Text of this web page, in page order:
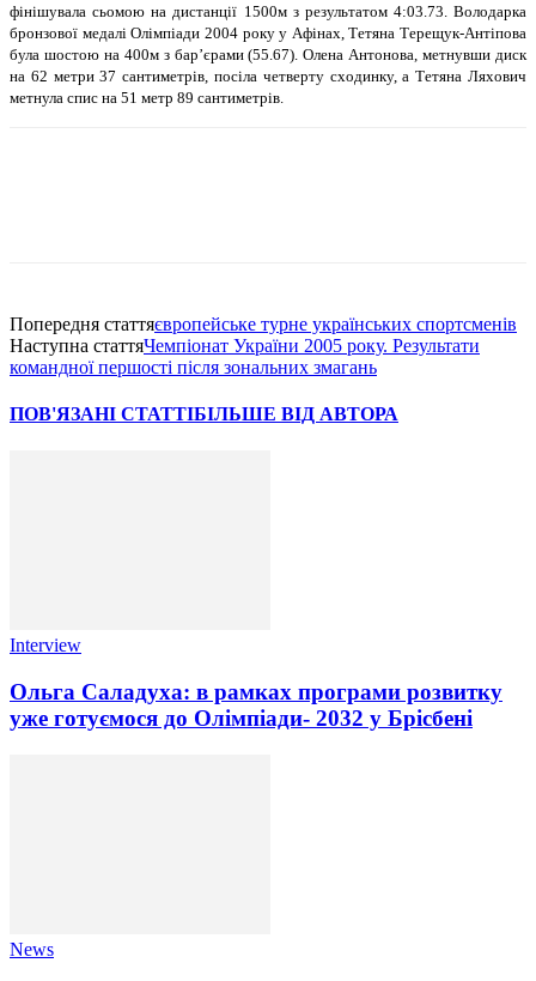
фiнiшувала сьомою на дистанцiї 1500м з результатом 4:03.73. Володарка
бронзової медалi Олiмпiади 2004 року у Афiнах, Тетяна Терещук-Антiпова
була шостою на 400м з бар’єрами (55.67). Олена Антонова, метнувши диск
на 62 метри 37 сантиметрiв, посiла четверту сходинку, а Тетяна Ляхович
метнула спис на 51 метр 89 сантиметрiв.
Попередня статтяєвропейське турне українських спортсменiв
Наступна статтяЧемпiонат України 2005 року. Результати
командної першостi пiсля зональних змагань
ПОВ'ЯЗАНІ СТАТТІБІЛЬШЕ ВІД АВТОРА
Interview
Ольга Саладуха: в рамках програми розвитку
уже готуємося до Олімпіади- 2032 у Брісбені
News